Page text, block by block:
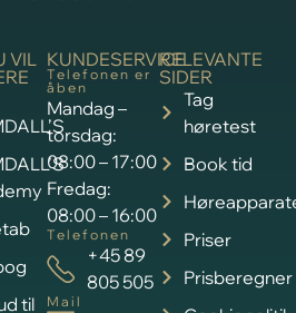
RELEVANTE
SIDER
Tag
høretest
Book tid
Priser
Prisberegner
VIL
til
KUNDESERVICE
Telefonen er
åben
Mandag –
torsdag:
08:00 – 17:00
Fredag:
08:00 – 16:00
Telefonen
+45 89
805 505
Mail